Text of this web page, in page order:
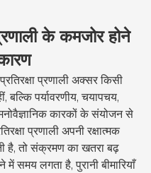
के कमजोर होने
प्रणाली अक्सर किसी
बल्कि पर्यावरणीय, चयापचय,
कारकों के संयोजन से
प्रणाली अपनी रक्षात्मक
है, तो संक्रमण का खतरा बढ़
में समय लगता है, पुरानी बीमारियाँ